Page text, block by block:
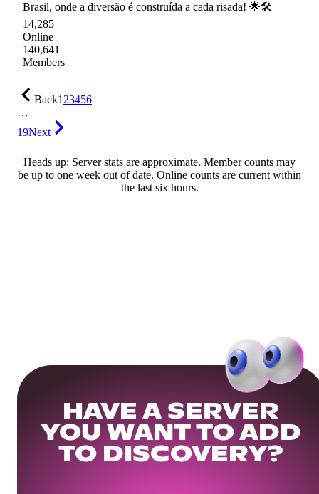
Brasil, onde a diversão é construída a cada risada! 🌟🛠
14,285
Online
140,641
Members
Back123456
…
19Next
Heads up: Server stats are approximate. Member counts may
be up to one week out of date. Online counts are current within
the last six hours.
HAVE A SERVER
YOU WANT TO ADD
TO DISCOVERY?